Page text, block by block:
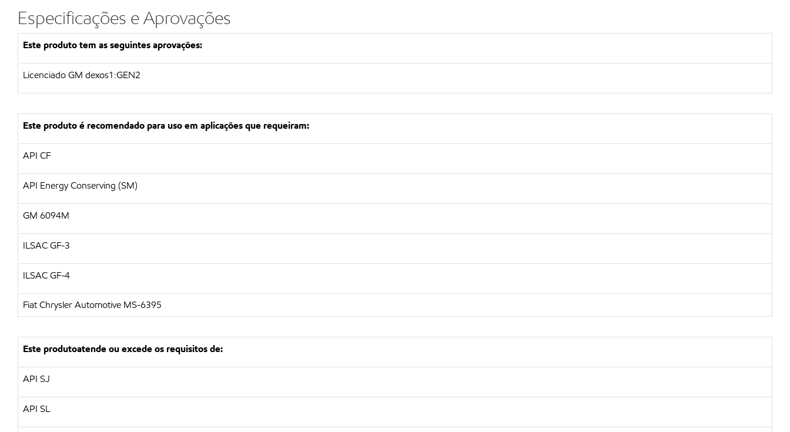
Especificações e Aprovações
Este produto tem as seguintes aprovações:
Licenciado GM dexos1:GEN2
Este produto é recomendado para uso em aplicações que requeiram:
API CF
API Energy Conserving (SM)
GM 6094M
ILSAC GF-3
ILSAC GF-4
Fiat Chrysler Automotive MS-6395
Este produtoatende ou excede os requisitos de:
API SJ
API SL